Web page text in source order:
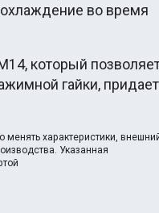
во время
который
гайки, придает
менять характеристики,
Указанная